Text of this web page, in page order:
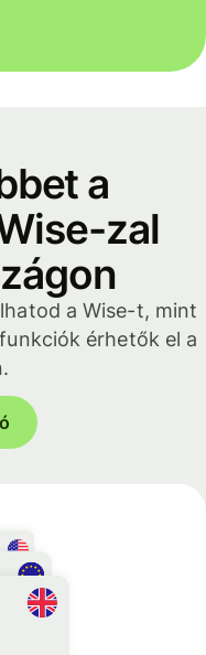
a
zal
a Wise-t, mint
érhetők el a